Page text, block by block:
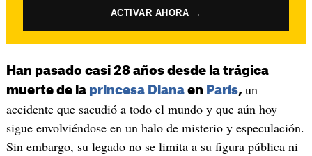
ACTIVAR AHORA →
Han pasado casi 28 años desde la trágica
muerte de la princesa Dianaen París, un
accidente que sacudió a todo el mundo y que aún hoy
sigue envolviéndose en un halo de misterio y especulación.
Sin embargo, su legado no se limita a su figura pública ni